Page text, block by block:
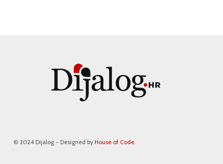
© 2024 Dijalog - Designed by House of Code